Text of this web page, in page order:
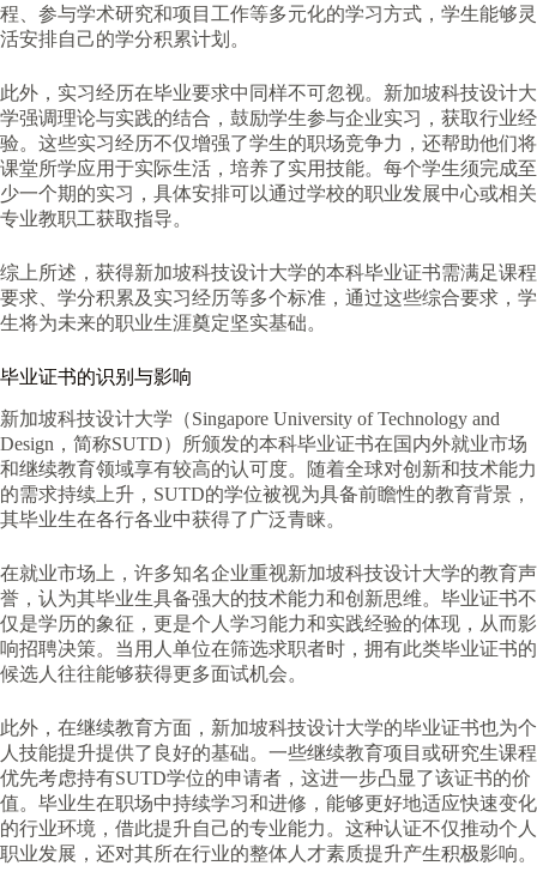
程、参与学术研究和项目工作等多元化的学习方式，学生能够灵
活安排自己的学分积累计划。
此外，实习经历在毕业要求中同样不可忽视。新加坡科技设计大
学强调理论与实践的结合，鼓励学生参与企业实习，获取行业经
验。这些实习经历不仅增强了学生的职场竞争力，还帮助他们将
课堂所学应用于实际生活，培养了实用技能。每个学生须完成至
少一个期的实习，具体安排可以通过学校的职业发展中心或相关
专业教职工获取指导。
综上所述，获得新加坡科技设计大学的本科毕业证书需满足课程
要求、学分积累及实习经历等多个标准，通过这些综合要求，学
生将为未来的职业生涯奠定坚实基础。
毕业证书的识别与影响
新加坡科技设计大学（Singapore University of Technology and
Design，简称SUTD）所颁发的本科毕业证书在国内外就业市场
和继续教育领域享有较高的认可度。随着全球对创新和技术能力
的需求持续上升，SUTD的学位被视为具备前瞻性的教育背景，
其毕业生在各行各业中获得了广泛青睐。
在就业市场上，许多知名企业重视新加坡科技设计大学的教育声
誉，认为其毕业生具备强大的技术能力和创新思维。毕业证书不
仅是学历的象征，更是个人学习能力和实践经验的体现，从而影
响招聘决策。当用人单位在筛选求职者时，拥有此类毕业证书的
候选人往往能够获得更多面试机会。
此外，在继续教育方面，新加坡科技设计大学的毕业证书也为个
人技能提升提供了良好的基础。一些继续教育项目或研究生课程
优先考虑持有SUTD学位的申请者，这进一步凸显了该证书的价
值。毕业生在职场中持续学习和进修，能够更好地适应快速变化
的行业环境，借此提升自己的专业能力。这种认证不仅推动个人
职业发展，还对其所在行业的整体人才素质提升产生积极影响。